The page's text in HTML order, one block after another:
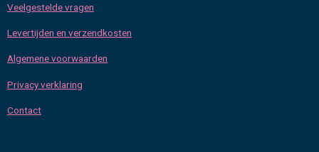
Veelgestelde vragen
Levertijden en verzendkosten
Algemene voorwaarden
Privacy verklaring
Contact